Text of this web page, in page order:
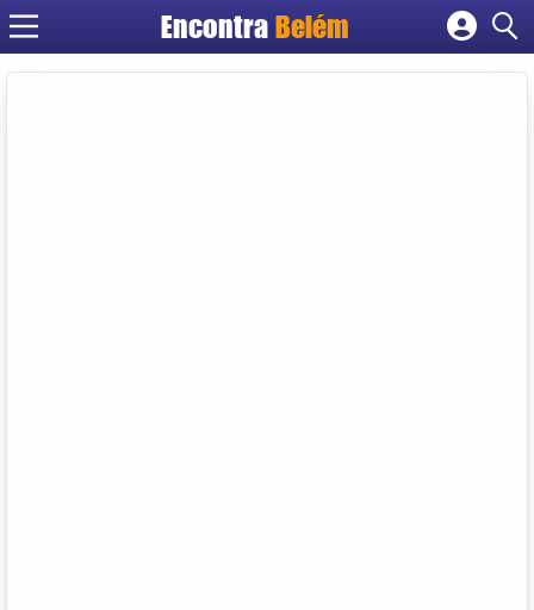
EncontraBelém
Cadastrar empresa